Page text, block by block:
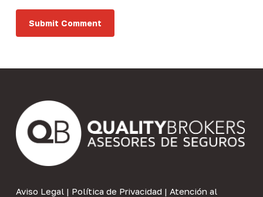
Aviso Legal| Política de Privacidad | Atención al